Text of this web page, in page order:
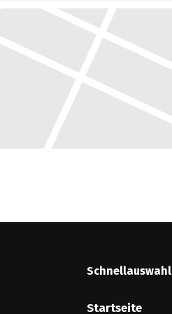
Schnellauswahl
Startseite